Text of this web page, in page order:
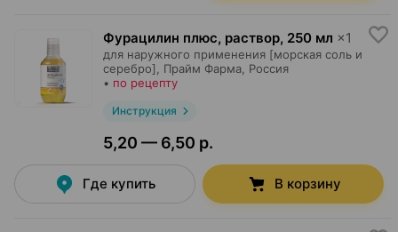
Фурацилин плюс, раствор, 250 мл ×1
для наружного применения [морская соль и
серебро],
Прайм Фарма , Россия
• по рецепту
Инструкция
5,20 — 6,50 р.
Где купить В корзину